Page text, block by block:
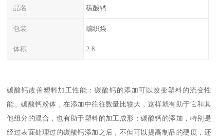
品名 碳酸钙
包装 编织袋
体积 2.8
碳酸钙改善塑料加工性能：碳酸钙的添加可以改变塑料的流变性
能。碳酸钙粉体，在添加中往往数量比较大，这样就有助于它和其
他组分的混合，也有助于塑料的加工成形；碳酸钙的添加，特别是
经过表面处理过的碳酸钙添加之后，不但可以提高制品的硬度，还